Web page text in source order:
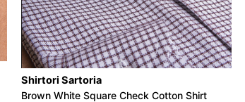
Shirtori Sartoria
Brown White Square Check Cotton Shirt